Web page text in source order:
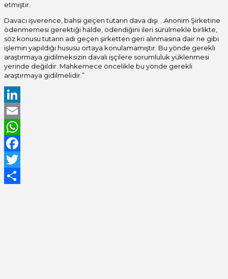
etmiştir.
Davacı işverence, bahsi geçen tutarın dava dışı …Anonim Şirketine
ödenmemesi gerektiği halde, ödendiğini ileri sürülmekle birlikte,
söz konusu tutarın adı geçen şirketten geri alınmasına dair ne gibi
işlemin yapıldığı hususu ortaya konulamamıştır. Bu yönde gerekli
araştırmaya gidilmeksizin davalı işçilere sorumluluk yüklenmesi
yerinde değildir. Mahkemece öncelikle bu yönde gerekli
araştırmaya gidilmelidir.”
LinkedIn
Email
WhatsApp
Facebook
Twitter